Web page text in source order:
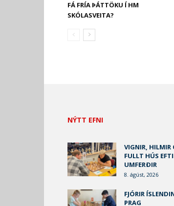
FÁ FRÍA ÞÁTTÖKU Í HM
SKÓLASVEITA?
NÝTT EFNI
VIGNIR, HILMIR
FULLT HÚS
UMFERÐIR
8. ágúst, 2026
FJÓRIR
PRAG